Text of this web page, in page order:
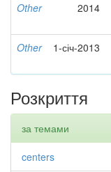
Other 2014
Other 1-січ-2013
Розкриття
за темами
centers